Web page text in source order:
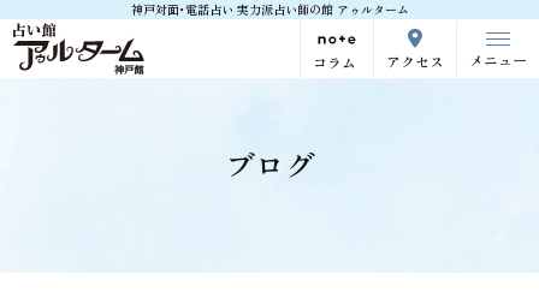
神戸対面･電話占い 実力派占い師の館 アゥルターム
コラム アクセス メニュー
ブログ